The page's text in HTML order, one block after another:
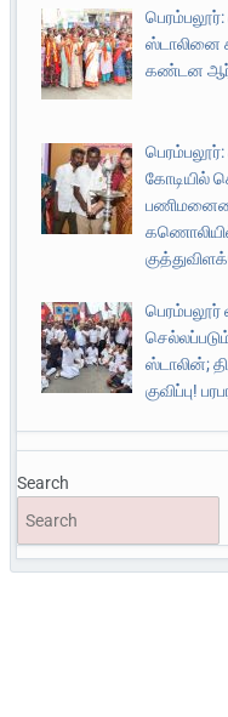
ஸ்டாலினை
கண்டன
கோடியில்
ஸ்டாலின்;
குவிப்பு!
Search